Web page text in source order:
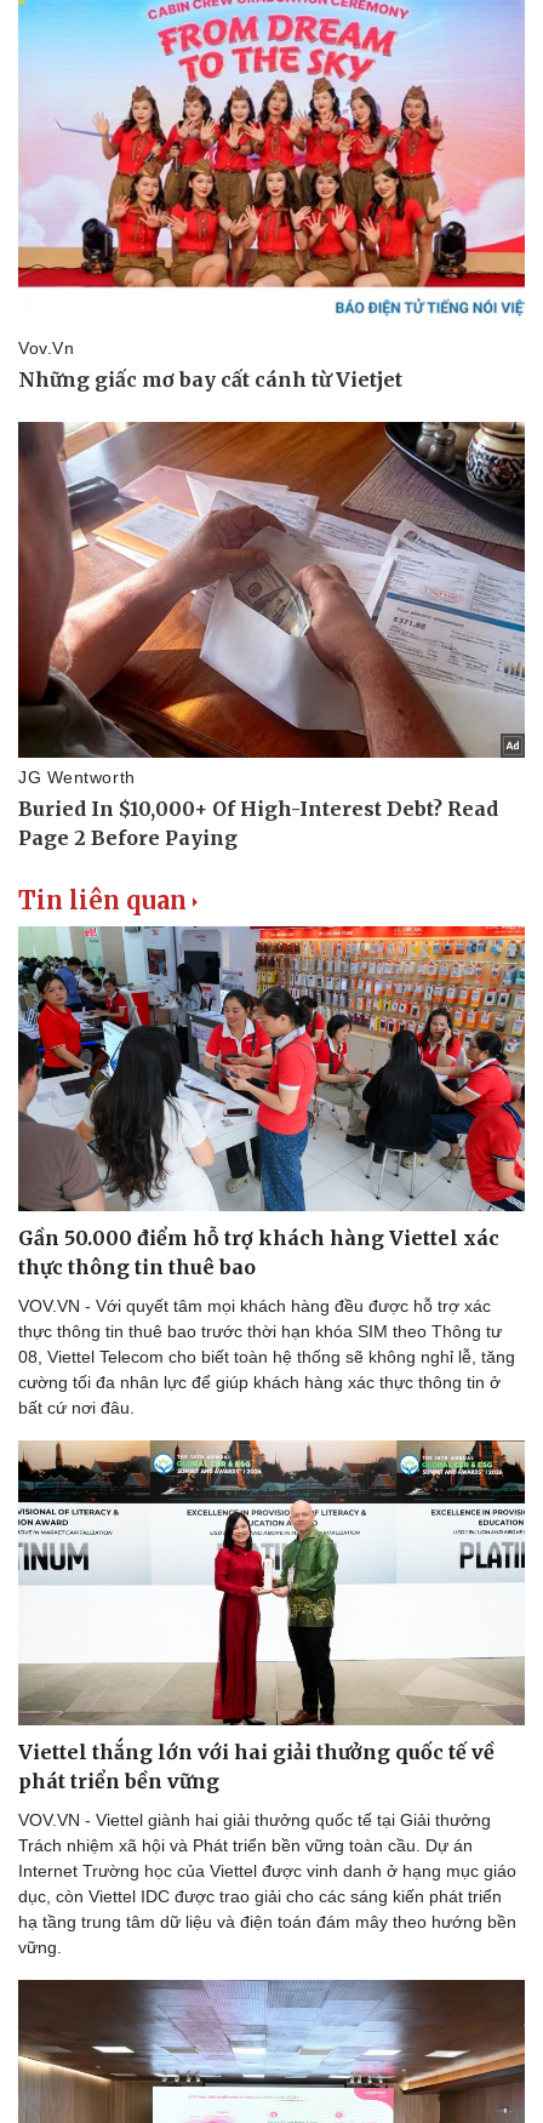
Thông tin doanh nghiệp
Doanh nghiệp 24h
Doanh nhân
Vì cộng đồng
Công nghệ
Sành điệu
Tin Công nghệ
Trải nghiệm
Chuyển đổi số
Sức khỏe
Dinh dưỡng - món ngon
Cây thuốc
Sản phụ khoa
Nhi khoa
Nam khoa
Làm đẹp - giảm cân
Nhà đẹp
Blog
Tình yêu - Gia đình
Tin liên quan
Gần 50.000 điểm hỗ trợ khách hàng Viettel xác
thực thông tin thuê bao
VOV.VN - Với quyết tâm mọi khách hàng đều được hỗ trợ xác
thực thông tin thuê bao trước thời hạn khóa SIM theo Thông tư
08, Viettel Telecom cho biết toàn hệ thống sẽ không nghỉ lễ, tăng
cường tối đa nhân lực để giúp khách hàng xác thực thông tin ở
bất cứ nơi đâu.
Viettel thắng lớn với hai giải thưởng quốc tế về
phát triển bền vững
VOV.VN - Viettel giành hai giải thưởng quốc tế tại Giải thưởng
Trách nhiệm xã hội và Phát triển bền vững toàn cầu. Dự án
Internet Trường học của Viettel được vinh danh ở hạng mục giáo
dục, còn Viettel IDC được trao giải cho các sáng kiến phát triển
hạ tầng trung tâm dữ liệu và điện toán đám mây theo hướng bền
vững.